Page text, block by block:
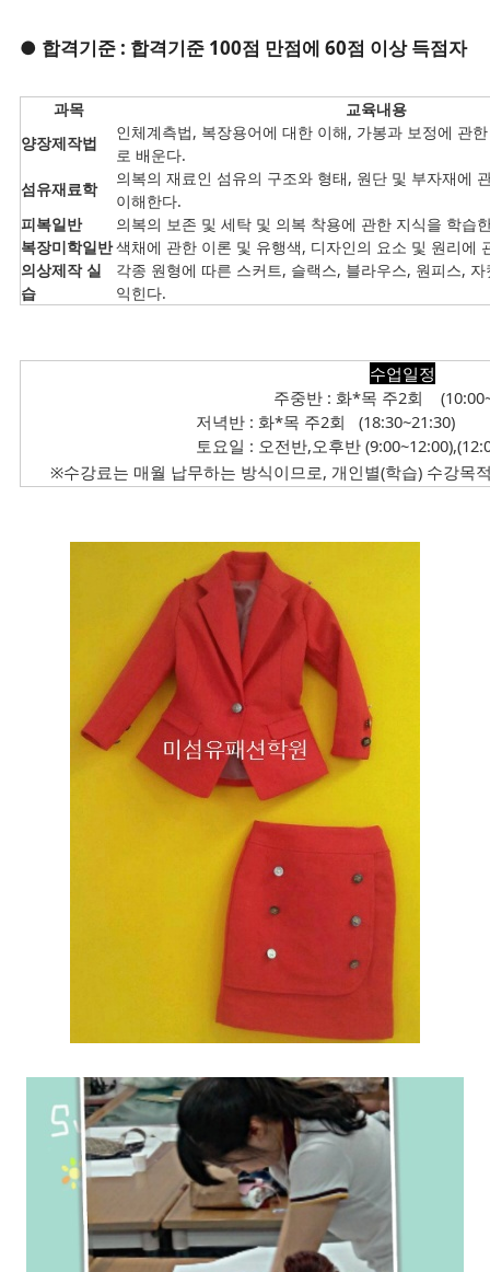
● 합격기준 : 합격기준 100점 만점에 60점 이상 득점자
과목
교육내용
양장제작법
인체계측법, 복장용어에 대한 이해, 가봉과 보정에 관
로 배운다.
섬유재료학
의복의 재료인 섬유의 구조와 형태, 원단 및 부자재에
이해한다.
피복일반
의복의 보존 및 세탁 및 의복 착용에 관한 지식을 학습
복장미학일반색채에 관한 이론 및 유행색, 디자인의 요소 및 원리에
의상제작 실
습
각종 원형에 따른 스커트, 슬랙스, 블라우스, 원피스,
익힌다.
수업일정
주중반 : 화*목 주2회
저녁반 : 화*목 주2회 (18:30~21:30)
토요일 : 오전반,오후반
※수강료는 매월 납무하는 방식이므로, 개인별(학습) 수강목